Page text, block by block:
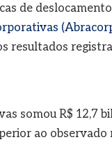
de
resultados
somou R$ 12,7
ao observado